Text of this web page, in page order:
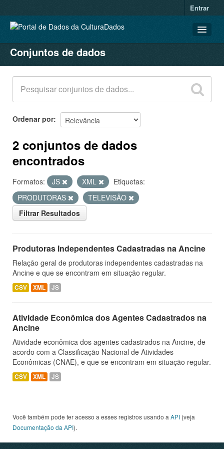
Entrar
CONJUNTOS DE DADOS
ORGANIZAÇÕES
GRUPOS
SOBRE
Conjuntos de dados
Ordenar por
2 conjuntos de dados
encontrados
Formatos: JS XML
Etiquetas:
PRODUTORAS
TELEVISÃO
Filtrar Resultados
Produtoras Independentes Cadastradas na Ancine
Relação geral de produtoras independentes cadastradas na
Ancine e que se encontram em situação regular.
CSV XML JS
Atividade Econômica dos Agentes Cadastrados na
Ancine
Atividade econômica dos agentes cadastrados na Ancine, de
acordo com a Classificação Nacional de Atividades
Econômicas (CNAE), e que se encontram em situação regular.
CSV XML JS
Você também pode ter acesso a esses registros usando a API (veja
Documentação da API).